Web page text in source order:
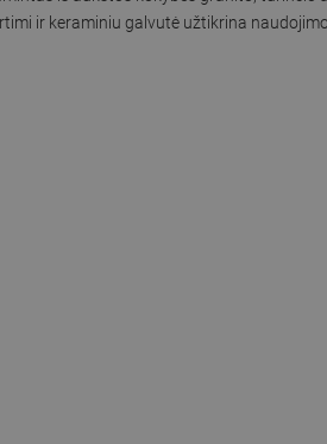
ir keraminiu galvutė užtikrina